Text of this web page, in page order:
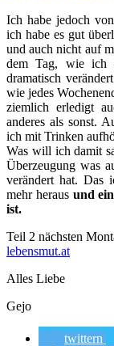
Ich habe jedoch
ich habe es gut
und auch nicht auf
dem Tag, wie ich
dramatisch
wie jedes
ziemlich erledigt
anderes als sonst.
ich mit Trinken
Was will ich damit
Überzeugung was
verändert hat. Das
mehr herausund
ist.
Teil 2
lebensmut.at
Alles Liebe
Gejo
twittern